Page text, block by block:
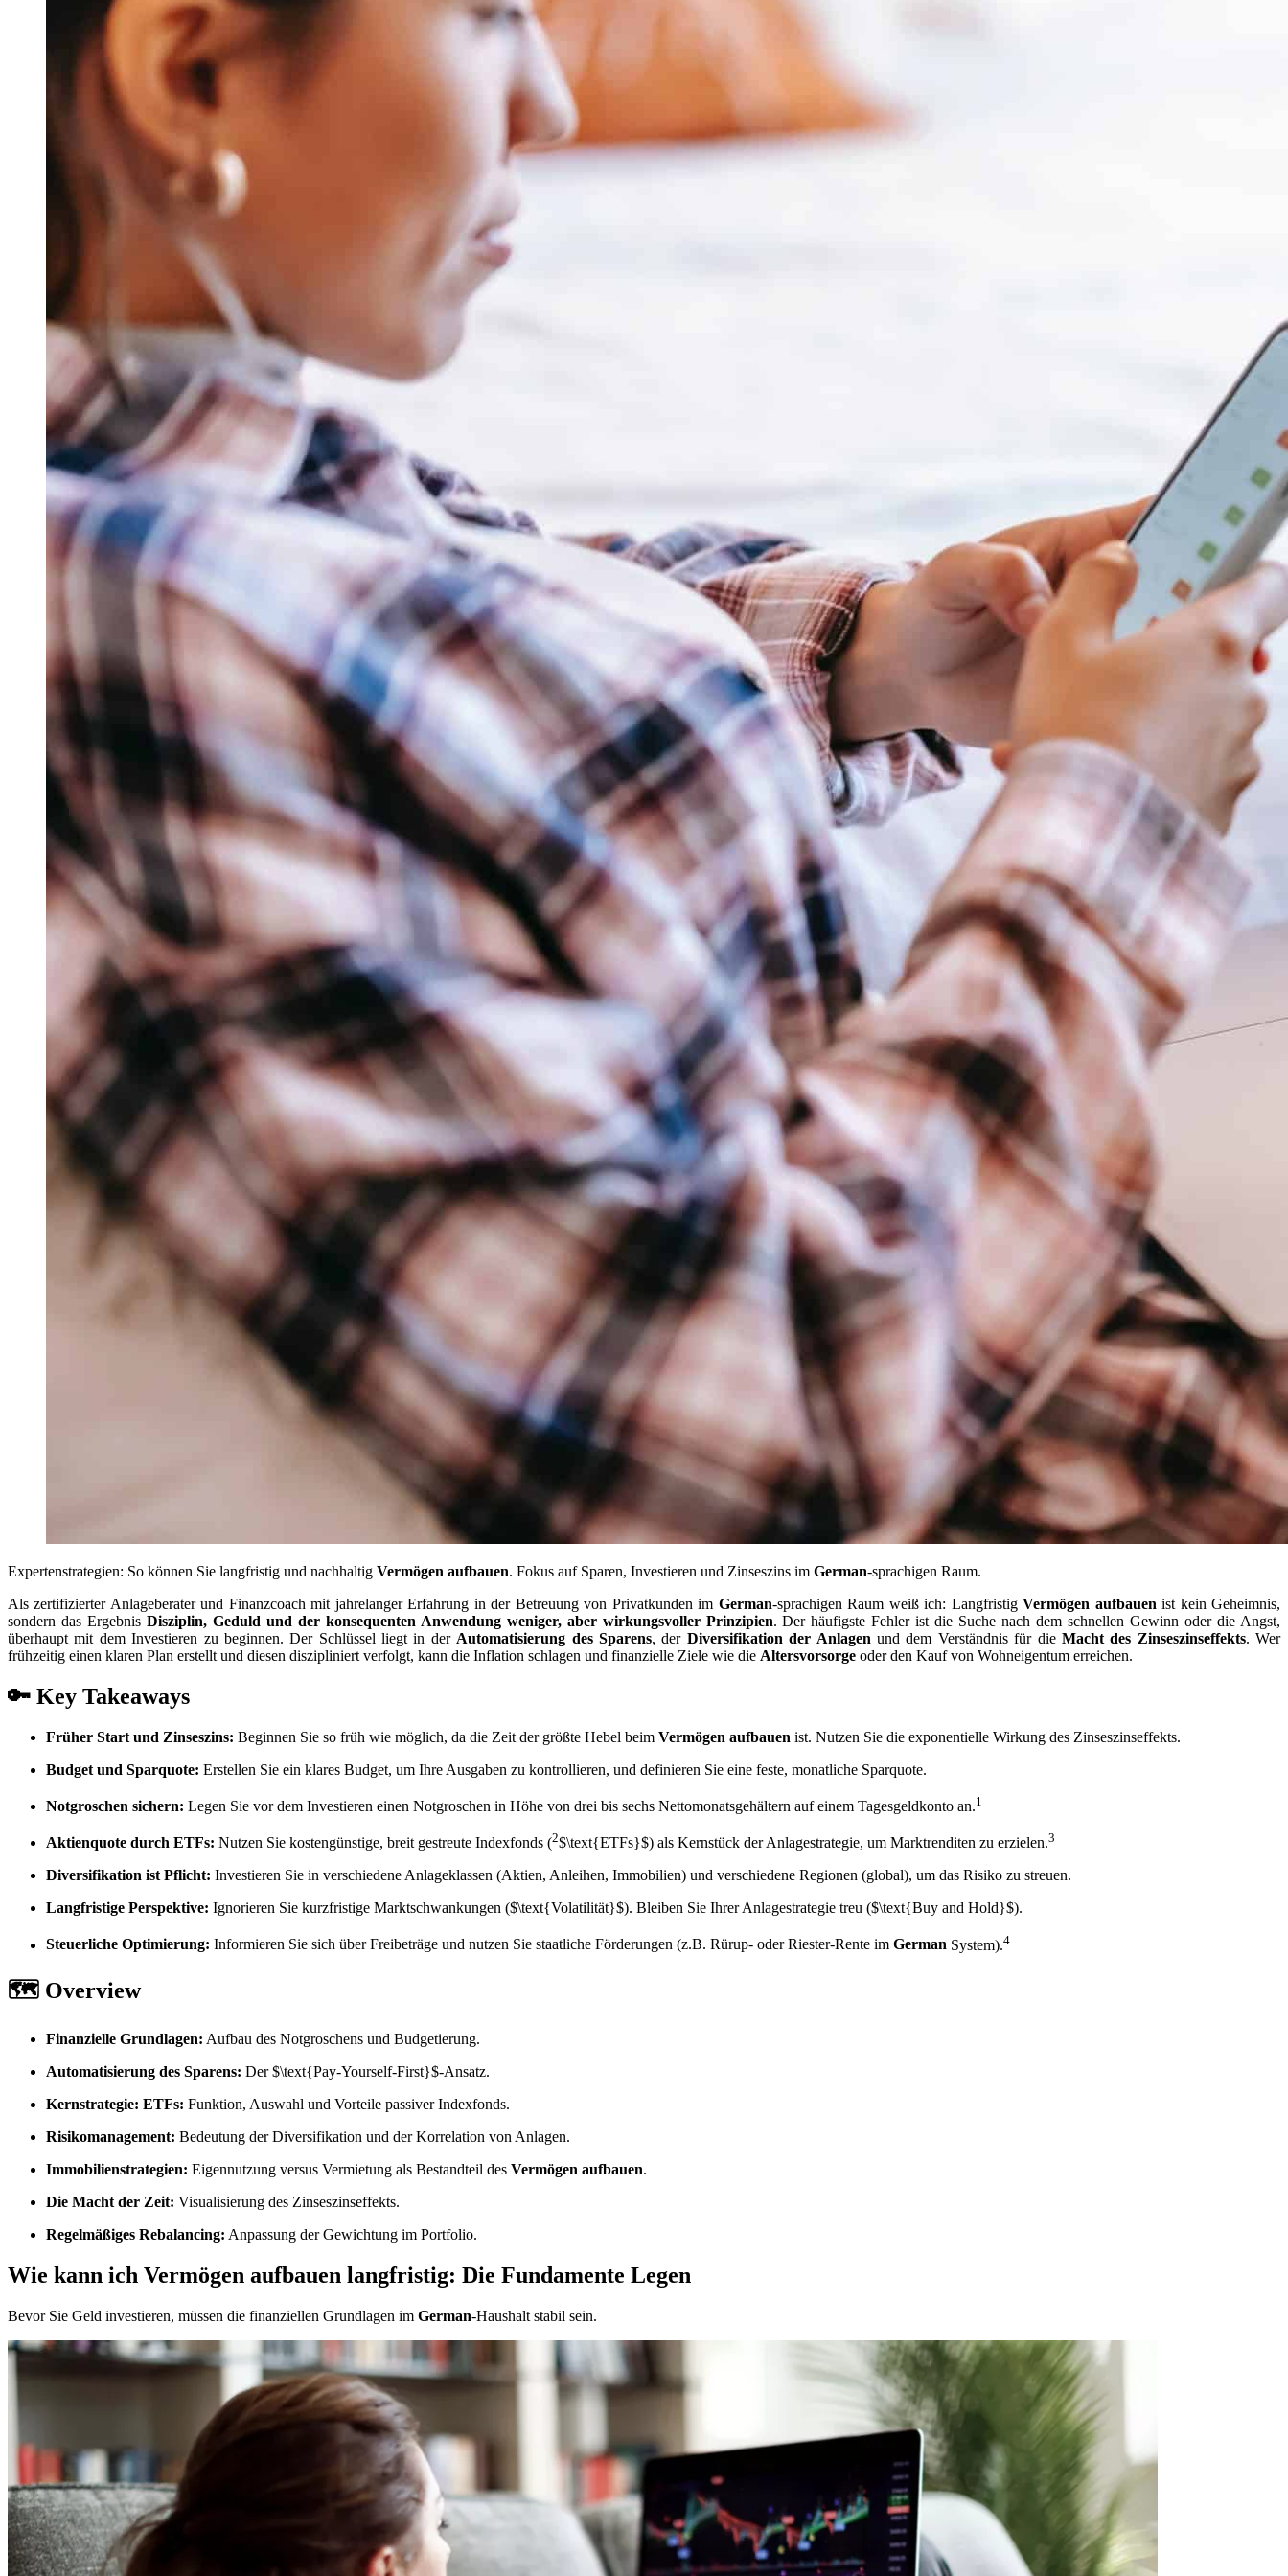
Expertenstrategien: So können Sie langfristig und nachhaltig Vermögen aufbauen. Fokus auf Sparen, Investieren und Zinseszins im German-sprachigen Raum.
Als zertifizierter Anlageberater und Finanzcoach mit jahrelanger Erfahrung in der Betreuung von Privatkunden im German-sprachigen Raum weiß ich: LangfristigVermögen aufbauen ist kein Geheimnis,
sondern das Ergebnis Disziplin, Geduld und der konsequenten Anwendung weniger, aber wirkungsvoller Prinzipien. Der häufigste Fehler ist die Suche nach dem schnellen Gewinn oder die Angst,
überhaupt mit dem Investieren zu beginnen. Der Schlüssel liegt in der Automatisierung des Sparens, der Diversifikation der Anlagen und dem Verständnis für die Macht des Zinseszinseffekts. Wer
frühzeitig einen klaren Plan erstellt und diesen diszipliniert verfolgt, kann die Inflation schlagen und finanzielle Ziele wie die Altersvorsorge oder den Kauf von Wohneigentum erreichen.
🔑 Key Takeaways
Früher Start und Zinseszins: Beginnen Sie so früh wie möglich, da die Zeit der größte Hebel beim Vermögen aufbauen ist. Nutzen Sie die exponentielle Wirkung des Zinseszinseffekts.
Budget und Sparquote: Erstellen Sie ein klares Budget, um Ihre Ausgaben zu kontrollieren, und definieren Sie eine feste, monatliche Sparquote.
Notgroschen sichern: Legen Sie vor dem Investieren einen Notgroschen in Höhe von drei bis sechs Nettomonatsgehältern auf einem Tagesgeldkonto an.1
Aktienquote durch ETFs: Nutzen Sie kostengünstige, breit gestreute Indexfonds (2$\text{ETFs}$) als Kernstück der Anlagestrategie, um Marktrenditen zu erzielen.3
Diversifikation ist Pflicht: Investieren Sie in verschiedene Anlageklassen (Aktien, Anleihen, Immobilien) und verschiedene Regionen (global), um das Risiko zu streuen.
Langfristige Perspektive: Ignorieren Sie kurzfristige Marktschwankungen ($\text{Volatilität}$). Bleiben Sie Ihrer Anlagestrategie treu ($\text{Buy and Hold}$).
Steuerliche Optimierung: Informieren Sie sich über Freibeträge und nutzen Sie staatliche Förderungen (z.B. Rürup- oder Riester-Rente im German System).4
🗺️ Overview
Finanzielle Grundlagen: Aufbau des Notgroschens und Budgetierung.
Automatisierung des Sparens: Der$\text{Pay-Yourself-First}$-Ansatz.
Kernstrategie: ETFs: Funktion, Auswahl und Vorteile passiver Indexfonds.
Risikomanagement: Bedeutung der Diversifikation und der Korrelation von Anlagen.
Immobilienstrategien: Eigennutzung versus Vermietung als Bestandteil des Vermögen aufbauen.
Die Macht der Zeit: Visualisierung des Zinseszinseffekts.
Regelmäßiges Rebalancing: Anpassung der Gewichtung im Portfolio.
Wie kann ich Vermögen aufbauen langfristig: Die Fundamente Legen
Bevor Sie Geld investieren, müssen die finanziellen Grundlagen im German-Haushalt stabil sein.